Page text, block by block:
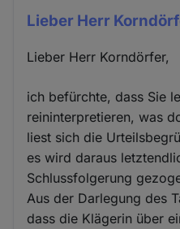
Lieber Herr
Lieber Herr Korndörfer,
ich befürchte, dass Sie
reininterpretieren, was
liest sich die
es wird daraus
Schlussfolgerung
Aus der Darlegung des
dass die Klägerin über